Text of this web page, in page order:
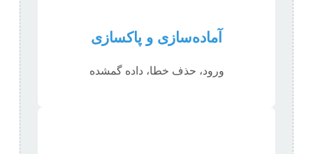
آماده‌سازی و پاکسازی
ورود، حذف خطا، داده گمشده